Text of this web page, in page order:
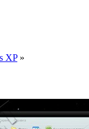
XP»